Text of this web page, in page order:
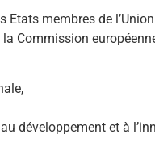
Etats membres de
Commission
développement et à